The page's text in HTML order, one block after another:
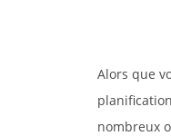
Alors que
nombreux